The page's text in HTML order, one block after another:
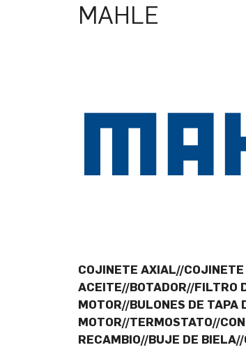
MAHLE
COJINETE AXIAL//
ACEITE//BOTADOR//FILTRO
MOTOR//BULONES DE TAPA
MOTOR//TERMOSTATO//
RECAMBIO//BUJE DE